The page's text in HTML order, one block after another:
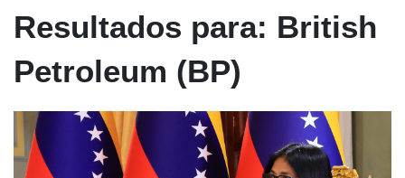
Resultados para: British
Petroleum (BP)